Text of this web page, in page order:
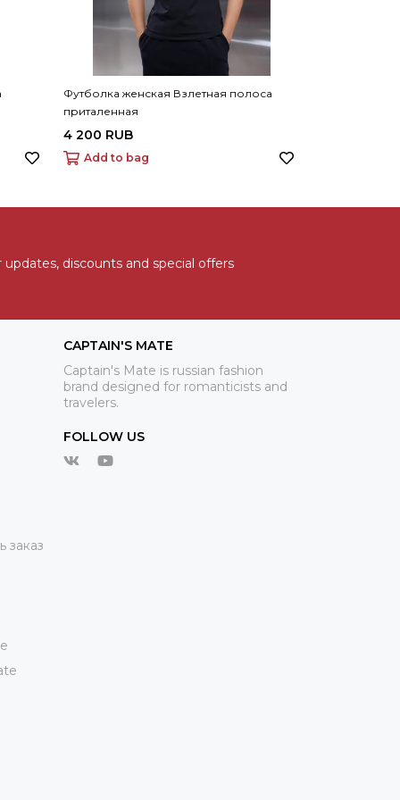
Футболка женская Взлетная полоса
приталенная
4 200 RUB
Add to bag
discounts and special offers
заказ
CAPTAIN'S MATE
Captain's Mate is russian fashion
brand designed for romanticists and
travelers.
FOLLOW US